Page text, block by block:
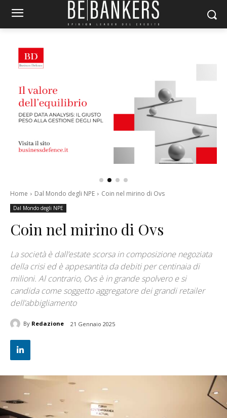
Home Dal Mondo degli NPE Coin nel mirino di Ovs
Dal Mondo degli NPE
Coin nel mirino di Ovs
La società è dall’estate scorsa in composizione negoziata
della crisi ed è appesantita da debiti per centinaia di
milioni. Al contrario, Ovs è in grande spolvero e si
candida come soggetto aggregatore dei grandi retailer
dell’abbigliamento
By Redazione 21 Gennaio 2025